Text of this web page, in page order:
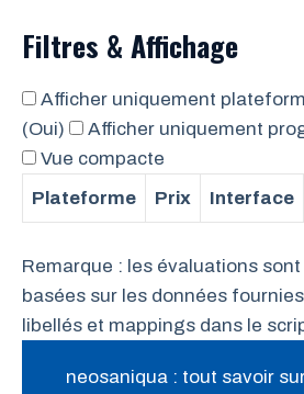
Filtres & Affichage
Afficher uniquement
(Oui)
Afficher uniquement
Vue compacte
Plateforme
Prix Interface
Remarque : les évaluations
basées sur les données
libellés et mappings dans le
neosaniqua : tout savoir